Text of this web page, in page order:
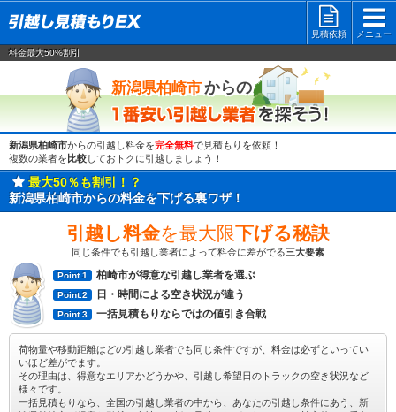
見積依頼
メニュー
料金最大50%割引
新潟県柏崎市からの
新潟県柏崎市からの引越し料金を完全無料で見積もりを依頼！
複数の業者を 比較しておトクに引越しましょう！
最大50％も割引！？
新潟県柏崎市からの料金を下げる裏ワザ！
引越し料金を最大限下げる秘訣
同じ条件でも引越し業者によって料金に差がでる三大要素
Point.1 柏崎市が得意な引越し業者を選ぶ
Point.2 日・時間による空き状況が違う
Point.3 一括見積もりならではの値引き合戦
荷物量や移動距離はどの引越し業者でも同じ条件ですが、料金は必ずといってい
いほど差がでます。
その理由は、得意なエリアかどうかや、引越し希望日のトラックの空き状況など
様々です。
一括見積もりなら、全国の引越し業者の中から、あなたの引越し条件にあう、新